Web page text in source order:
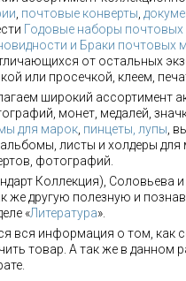
почтовые конверты
Годовые наборы
и Браки почтовых
от остальных
или просечкой, клеем,
широкий ассортимент
монет, медалей,
для марок пинцеты, лупы ,
листы и холдеры для
фотографий.
Коллекция), Соловьева
же другую полезную и
«Литература».
вся информация о том, как
товар. А так же в данном